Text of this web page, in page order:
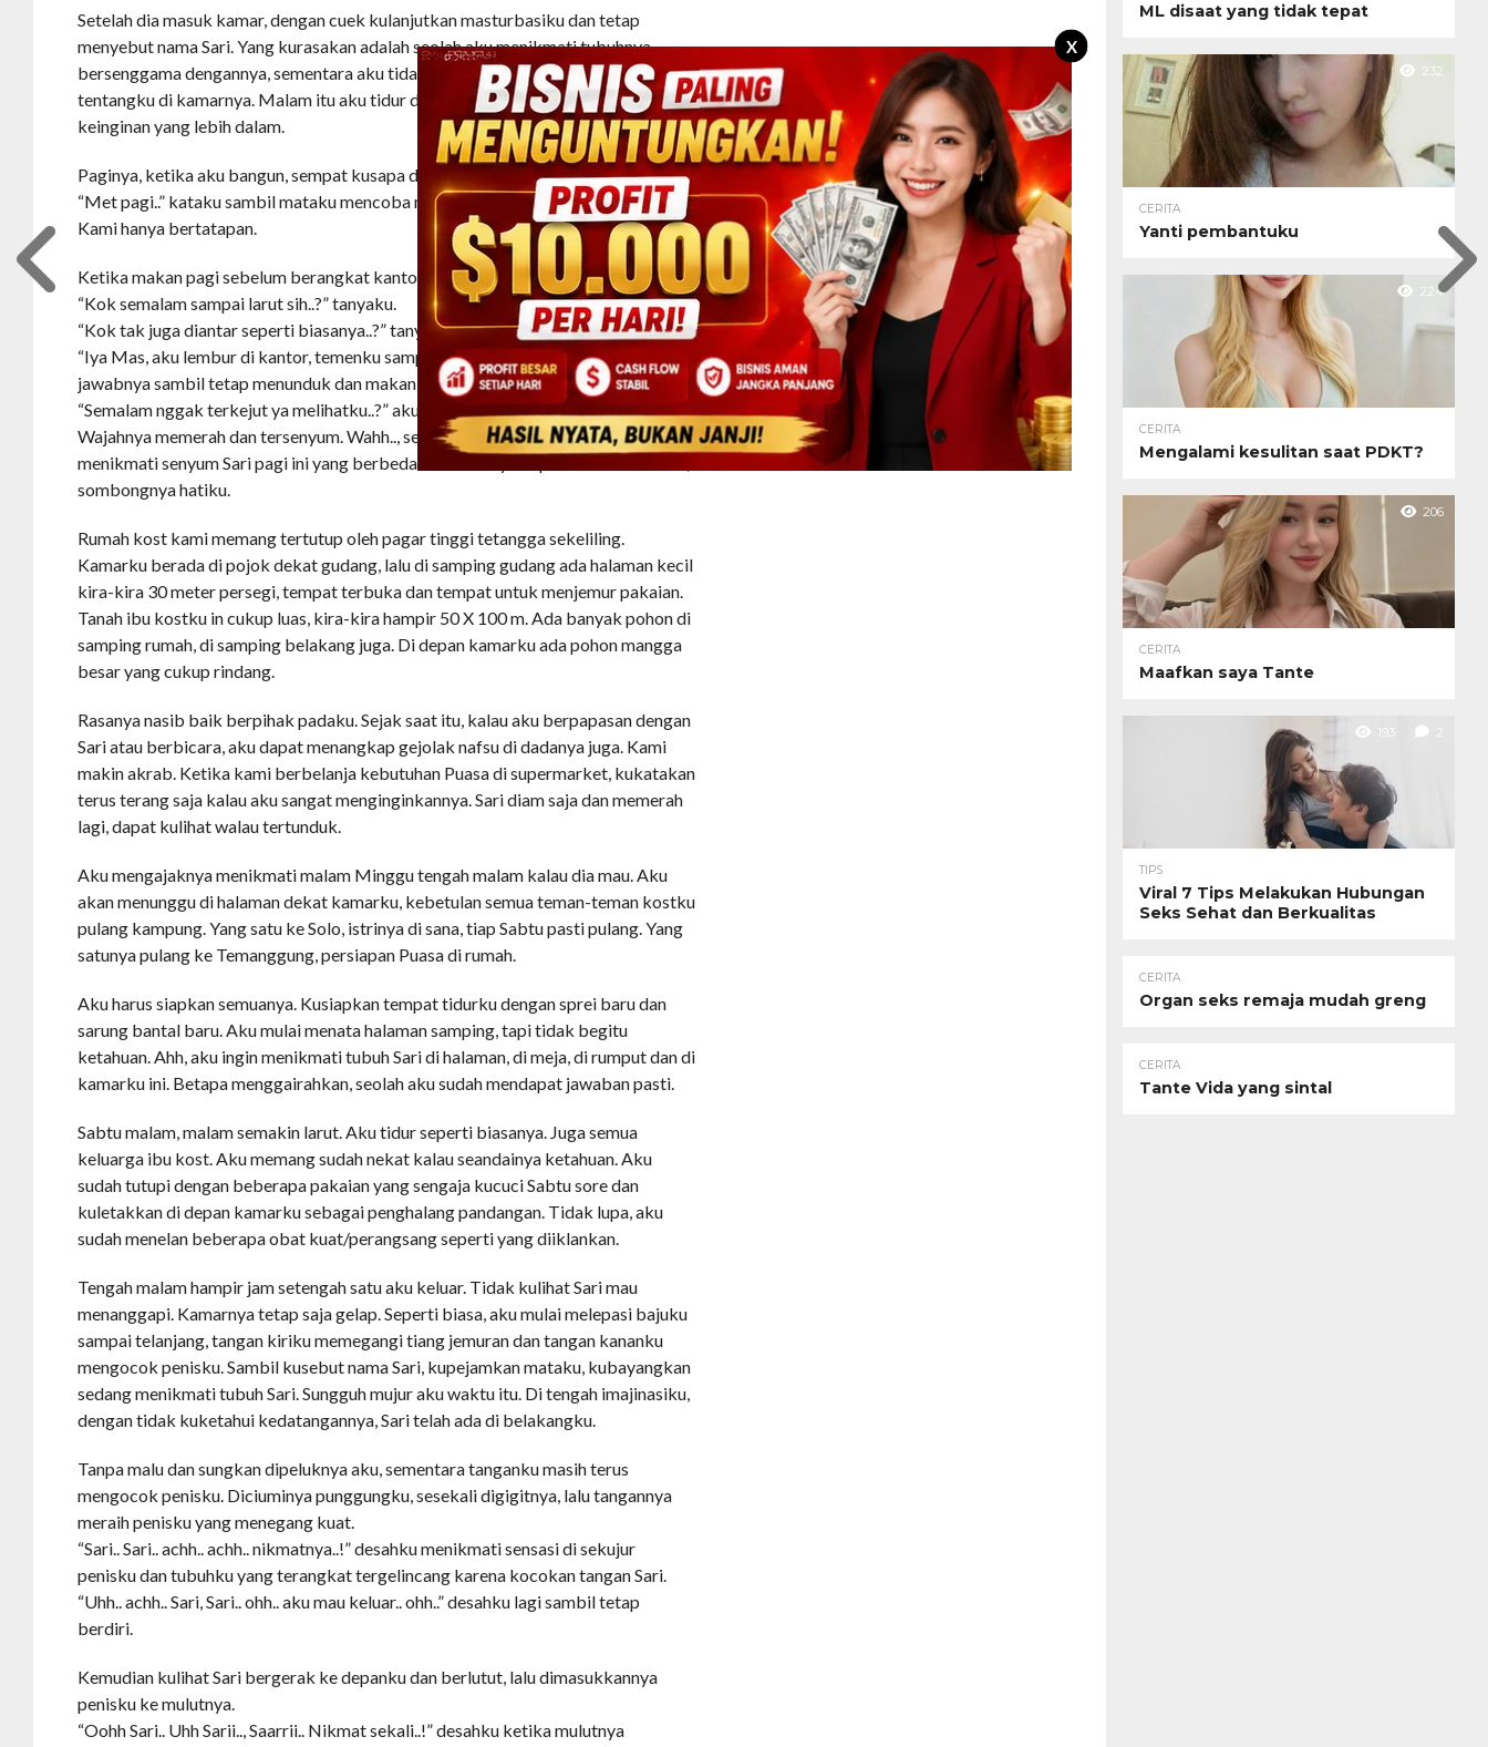
X
Setelah dia masuk kamar, dengan cuek kulanjutkan masturbasiku dan tetap
menyebut nama Sari. Yang kurasakan adalah seolah aku menikmati tubuhnya,
bersenggama dengannya, sementara aku tidak tahu apa yang dipikirkannya
tentangku di kamarnya. Malam itu aku tidur dengan membawa kekalutan dan
keinginan yang lebih dalam.
Paginya, ketika aku bangun, sempat kusapa dia.
“Met pagi..” kataku sambil mataku mencoba menangkap arti lain di matanya.
Kami hanya bertatapan.
Ketika makan pagi sebelum berangkat kantor juga begitu.
“Kok semalam sampai larut sih..?” tanyaku.
“Kok tak juga diantar seperti biasanya..?” tanyaku lagi sebelum dia menjawab.
“Iya Mas, aku lembur di kantor, temenku sampai pintu gerbang saja semalam.”
jawabnya sambil tetap menunduk dan makan pagi.
“Semalam nggak terkejut ya melihatku..?” aku mencoba menyelidiki.
Wajahnya memerah dan tersenyum. Wahh.., serasa jantungku copot melihat dan
menikmati senyum Sari pagi ini yang berbeda. Aku rasanya dapat tanda-tanda nih,
sombongnya hatiku.
Rumah kost kami memang tertutup oleh pagar tinggi tetangga sekeliling.
Kamarku berada di pojok dekat gudang, lalu di samping gudang ada halaman kecil
kira-kira 30 meter persegi, tempat terbuka dan tempat untuk menjemur pakaian.
Tanah ibu kostku in cukup luas, kira-kira hampir 50 X 100 m. Ada banyak pohon di
samping rumah, di samping belakang juga. Di depan kamarku ada pohon mangga
besar yang cukup rindang.
Rasanya nasib baik berpihak padaku. Sejak saat itu, kalau aku berpapasan dengan
Sari atau berbicara, aku dapat menangkap gejolak nafsu di dadanya juga. Kami
makin akrab. Ketika kami berbelanja kebutuhan Puasa di supermarket, kukatakan
terus terang saja kalau aku sangat menginginkannya. Sari diam saja dan memerah
lagi, dapat kulihat walau tertunduk.
Aku mengajaknya menikmati malam Minggu tengah malam kalau dia mau. Aku
akan menunggu di halaman dekat kamarku, kebetulan semua teman-teman kostku
pulang kampung. Yang satu ke Solo, istrinya di sana, tiap Sabtu pasti pulang. Yang
satunya pulang ke Temanggung, persiapan Puasa di rumah.
Aku harus siapkan semuanya. Kusiapkan tempat tidurku dengan sprei baru dan
sarung bantal baru. Aku mulai menata halaman samping, tapi tidak begitu
ketahuan. Ahh, aku ingin menikmati tubuh Sari di halaman, di meja, di rumput dan di
kamarku ini. Betapa menggairahkan, seolah aku sudah mendapat jawaban pasti.
Sabtu malam, malam semakin larut. Aku tidur seperti biasanya. Juga semua
keluarga ibu kost. Aku memang sudah nekat kalau seandainya ketahuan. Aku
sudah tutupi dengan beberapa pakaian yang sengaja kucuci Sabtu sore dan
kuletakkan di depan kamarku sebagai penghalang pandangan. Tidak lupa, aku
sudah menelan beberapa obat kuat/perangsang seperti yang diiklankan.
Tengah malam hampir jam setengah satu aku keluar. Tidak kulihat Sari mau
menanggapi. Kamarnya tetap saja gelap. Seperti biasa, aku mulai melepasi bajuku
sampai telanjang, tangan kiriku memegangi tiang jemuran dan tangan kananku
mengocok penisku. Sambil kusebut nama Sari, kupejamkan mataku, kubayangkan
sedang menikmati tubuh Sari. Sungguh mujur aku waktu itu. Di tengah imajinasiku,
dengan tidak kuketahui kedatangannya, Sari telah ada di belakangku.
Tanpa malu dan sungkan dipeluknya aku, sementara tanganku masih terus
mengocok penisku. Diciuminya punggungku, sesekali digigitnya, lalu tangannya
meraih penisku yang menegang kuat.
“Sari.. Sari.. achh.. achh.. nikmatnya..!” desahku menikmati sensasi di sekujur
penisku dan tubuhku yang terangkat tergelincang karena kocokan tangan Sari.
“Uhh.. achh.. Sari, Sari.. ohh.. aku mau keluar.. ohh..” desahku lagi sambil tetap
berdiri.
Kemudian kulihat Sari bergerak ke depanku dan berlutut, lalu dimasukkannya
penisku ke mulutnya.
“Oohh Sari.. Uhh Sarii.., Saarrii.. Nikmat sekali..!” desahku ketika mulutnya
ML disaat yang tidak tepat
232
CERITA
Yanti pembantuku
224
CERITA
Mengalami kesulitan saat PDKT?
206
CERITA
Maafkan saya Tante
193 2
TIPS
Viral 7 Tips Melakukan Hubungan
Seks Sehat dan Berkualitas
CERITA
Organ seks remaja mudah greng
CERITA
Tante Vida yang sintal